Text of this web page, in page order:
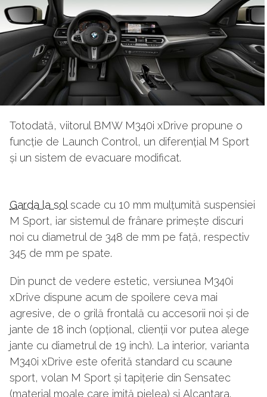
Totodată, viitorul BMW M340i xDrive propune o
funcție de Launch Control, un diferențial M Sport
și un sistem de evacuare modificat.
Garda la solscade cu 10 mm mulțumită suspensiei
M Sport, iar sistemul de frânare primește discuri
noi cu diametrul de 348 de mm pe față, respectiv
345 de mm pe spate.
Din punct de vedere estetic, versiunea M340i
xDrive dispune acum de spoilere ceva mai
agresive, de o grilă frontală cu accesorii noi și de
jante de 18 inch (opțional, clienții vor putea alege
jante cu diametrul de 19 inch). La interior, varianta
M340i xDrive este oferită standard cu scaune
sport, volan M Sport și tapițerie din Sensatec
(material moale care imită pielea) și Alcantara.